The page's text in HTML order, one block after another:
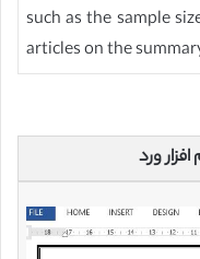
such as the sample
articles on the
ورد